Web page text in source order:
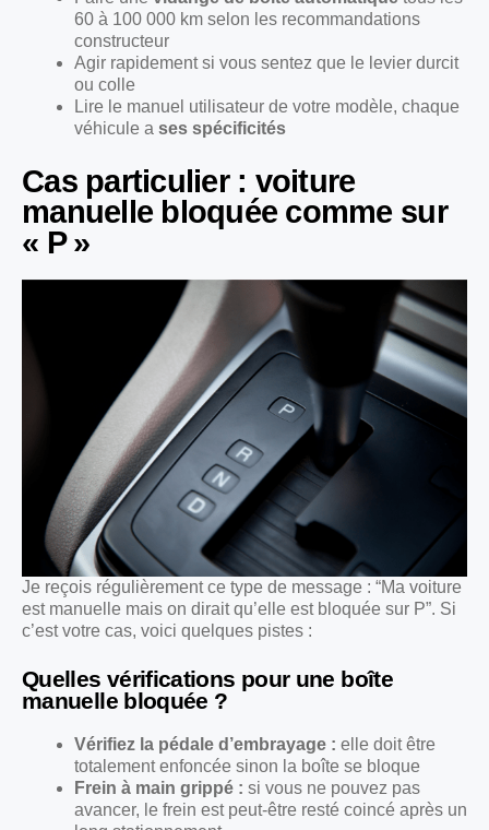
60 à 100 000 km selon les recommandations
constructeur
Agir rapidement si vous sentez que le levier durcit
ou colle
Lire le manuel utilisateur de votre modèle, chaque
véhicule a ses spécificités
Cas particulier : voiture
manuelle bloquée comme sur
« P »
Je reçois régulièrement ce type de message : “Ma voiture
est manuelle mais on dirait qu’elle est bloquée sur P”. Si
c’est votre cas, voici quelques pistes :
Quelles vérifications pour une boîte
manuelle bloquée ?
Vérifiez la pédale d’embrayage : elle doit être
totalement enfoncée sinon la boîte se bloque
Frein à main grippé : si vous ne pouvez pas
avancer, le frein est peut-être resté coincé après un